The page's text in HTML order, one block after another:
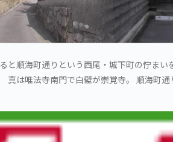
と順海町通りという西尾・城下町の佇ま
真は唯法寺南門で白壁が崇覚寺。 順海町通